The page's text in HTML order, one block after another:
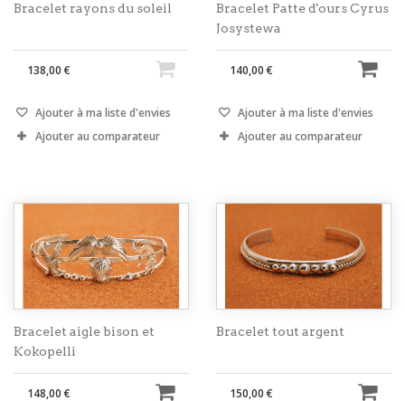
Bracelet rayons du soleil
138,00 €
Ajouter à ma liste d'envies
Ajouter au comparateur
Bracelet Patte d'ours Cyrus
Josystewa
140,00 €
Ajouter à ma liste d'envies
Ajouter au comparateur
Bracelet aigle bison et
Kokopelli
148,00 €
Bracelet tout argent
150,00 €